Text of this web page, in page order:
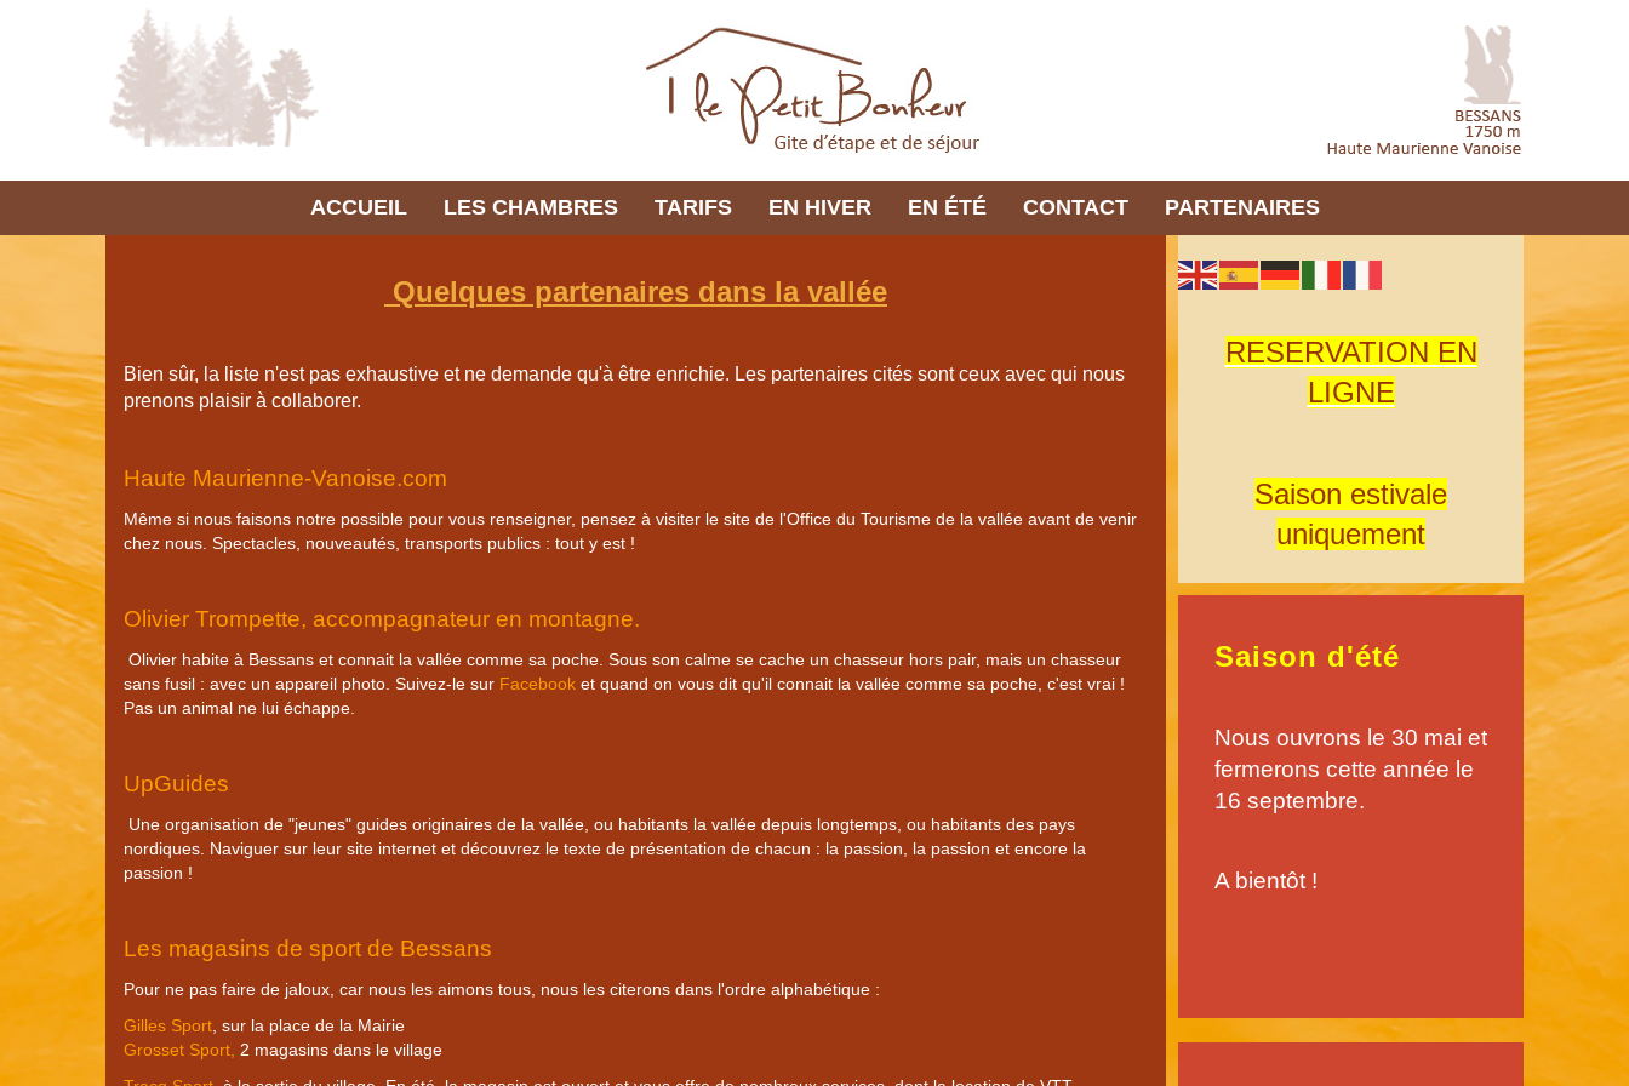
ACCUEIL LES CHAMBRES TARIFS EN HIVER EN ÉTÉ CONTACT PARTENAIRES
Quelques partenaires dans la vallée
Bien sûr, la liste n'est pas exhaustive et ne demande qu'à être enrichie. Les partenaires cités sont ceux avec qui nous
prenons plaisir à collaborer.
Haute Maurienne-Vanoise.com
Même si nous faisons notre possible pour vous renseigner, pensez à visiter le site de l'Office du Tourisme de la vallée avant de venir
chez nous. Spectacles, nouveautés, transports publics : tout y est !
Olivier Trompette, accompagnateur en montagne.
Olivier habite à Bessans et connait la vallée comme sa poche. Sous son calme se cache un chasseur hors pair, mais un chasseur
sans fusil : avec un appareil photo. Suivez-le sur Facebook et quand on vous dit qu'il connait la vallée comme sa poche, c'est vrai !
Pas un animal ne lui échappe.
UpGuides
Une organisation de "jeunes" guides originaires de la vallée, ou habitants la vallée depuis longtemps, ou habitants des pays
nordiques. Naviguer sur leur site internet et découvrez le texte de présentation de chacun : la passion, la passion et encore la
passion !
Les magasins de sport de Bessans
Pour ne pas faire de jaloux, car nous les aimons tous, nous les citerons dans l'ordre alphabétique :
Gilles Sport , sur la place de la Mairie
Grosset Sport 2 magasins dans le village
RESERVATION EN
LIGNE
Saison estivale
uniquement
Saison d'été
Nous ouvrons le 30 mai et
fermerons cette année le
16 septembre.
A bientôt !